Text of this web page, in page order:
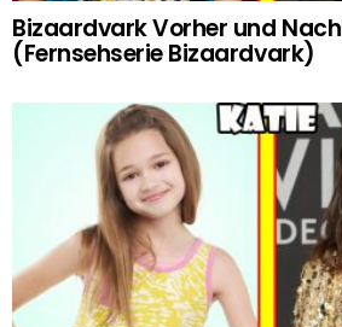
Bizaardvark Vorher und
(Fernsehserie Bizaardvark)